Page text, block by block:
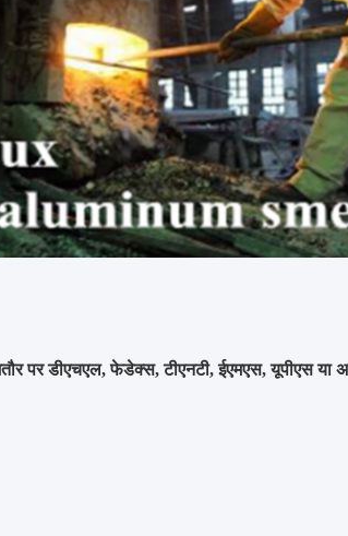
पर डीएचएल, फेडेक्स, टीएनटी, ईएमएस, यूपीएस या